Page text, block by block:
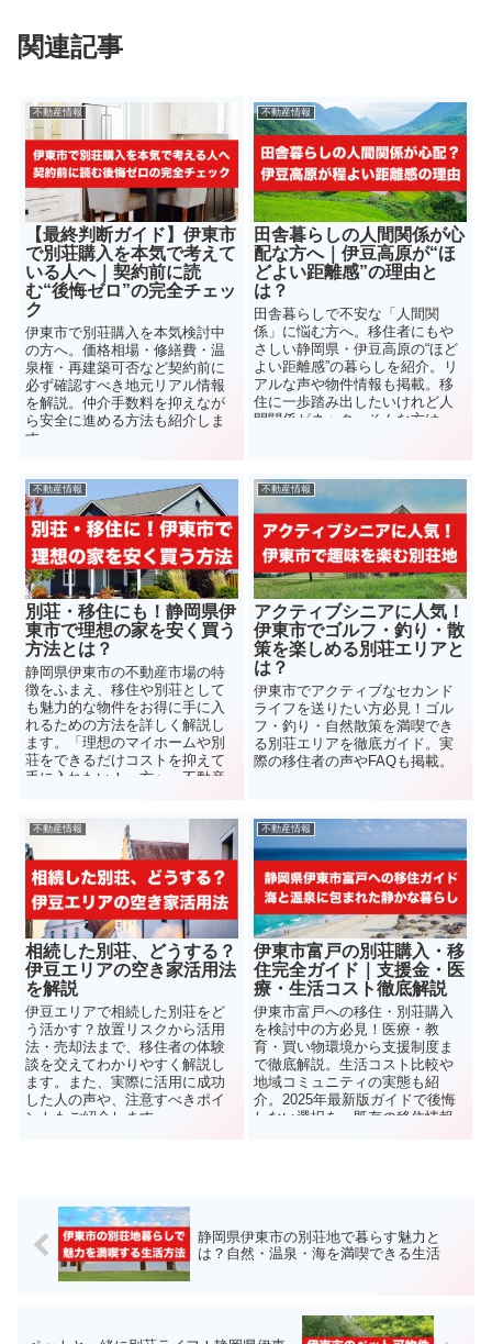
関連記事
不動産情報
【最終判断ガイド】伊東市
で別荘購入を本気で考えて
いる人へ｜契約前に読
む“後悔ゼロ”の完全チェッ
ク
伊東市で別荘購入を本気検討中
の方へ。価格相場・修繕費・温
泉権・再建築可否など契約前に
必ず確認すべき地元リアル情報
を解説。仲介手数料を抑えなが
ら安全に進める方法も紹介しま
す。
不動産情報
田舎暮らしの人間関係が心
配な方へ｜伊豆高原が“ほ
どよい距離感”の理由と
は？
田舎暮らしで不安な「人間関
係」に悩む方へ。移住者にもや
さしい静岡県・伊豆高原の“ほど
よい距離感”の暮らしを紹介。リ
アルな声や物件情報も掲載。移
住に一歩踏み出したいけれど人
間関係がネック…そんな方は、
不動産情報
別荘・移住にも！静岡県伊
東市で理想の家を安く買う
方法とは？
静岡県伊東市の不動産市場の特
徴をふまえ、移住や別荘として
も魅力的な物件をお得に手に入
れるための方法を詳しく解説し
ます。「理想のマイホームや別
荘をできるだけコストを抑えて
手に入れたい！」方へ。不動産
入することが可能です。
不動産情報
アクティブシニアに人気！
伊東市でゴルフ・釣り・散
策を楽しめる別荘エリアと
は？
伊東市でアクティブなセカンド
ライフを送りたい方必見！ゴル
フ・釣り・自然散策を満喫でき
る別荘エリアを徹底ガイド。実
際の移住者の声やFAQも掲載。
不動産情報
相続した別荘、どうする？
伊豆エリアの空き家活用法
を解説
伊豆エリアで相続した別荘をど
う活かす？放置リスクから活用
法・売却法まで、移住者の体験
談を交えてわかりやすく解説し
ます。また、実際に活用に成功
した人の声や、注意すべきポイ
ントもご紹介します。
不動産情報
伊東市富戸の別荘購入・移
住完全ガイド｜支援金・医
療・生活コスト徹底解説
伊東市富戸への移住・別荘購入
を検討中の方必見！医療・教
育・買い物環境から支援制度ま
で徹底解説。生活コスト比較や
地域コミュニティの実態も紹
介。2025年最新版ガイドで後悔
しない選択を。既存の移住情報
静岡県伊東市の別荘地で暮らす魅力と
は？自然・温泉・海を満喫できる生活